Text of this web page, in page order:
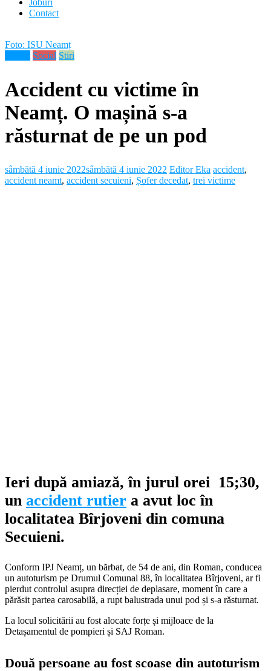
Joburi
Contact
Foto: ISU Neamț
Social Stiri
Accident cu victime în
Neamț. O mașină s-a
răsturnat de pe un pod
sâmbătă 4 iunie 2022sâmbătă 4 iunie 2022 Editor Eka accident,
accident neamt, accident secuieni, Șofer decedat, trei victime
Ieri după amiază, în jurul orei 15;30,
un accident rutier a avut loc în
localitatea Bîrjoveni din comuna
Secuieni.
Conform IPJ Neamț, un bărbat, de 54 de ani, din Roman, conducea
un autoturism pe Drumul Comunal 88, în localitatea Bîrjoveni, ar fi
pierdut controlul asupra direcției de deplasare, moment în care a
părăsit partea carosabilă, a rupt balustrada unui pod și s-a răsturnat.
La locul solicitării au fost alocate forțe și mijloace de la
Detașamentul de pompieri și SAJ Roman.
Două persoane au fost scoase din autoturism